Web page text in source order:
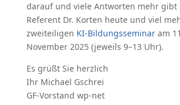
darauf und viele Antworten mehr gibt
Referent Dr. Korten heute und viel
zweiteiligen KI-Bildungsseminaram
November 2025 (jeweils 9–13 Uhr).
Es grüßt Sie herzlich
Ihr Michael Gschrei
GF-Vorstand wp-net